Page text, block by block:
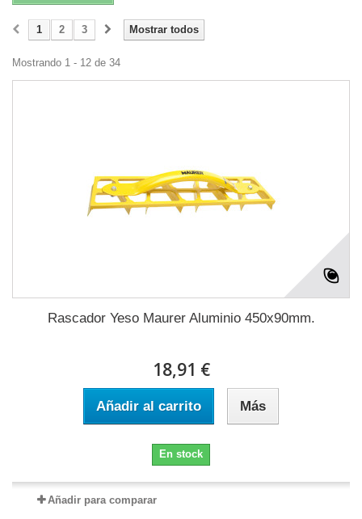
Mostrar todos
1 2 3
Mostrando 1 - 12 de 34
Rascador Yeso Maurer Aluminio 450x90mm.
18,91 €
Añadir al carrito Más
En stock
Añadir para comparar